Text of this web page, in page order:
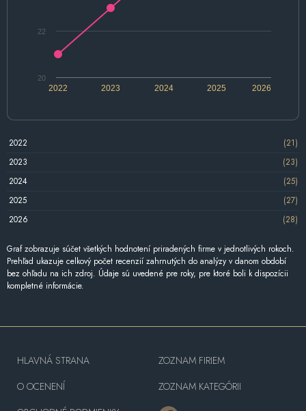
2022 2024 2026
2023 2025
20
22
2022
(21)
2023
(23)
2024
(25)
2025
(27)
2026
(28)
Graf zobrazuje súčet všetkých hodnotení priradených firme v jednotlivých rokoch.
Prehľad ukazuje celkový počet recenzií zahrnutých do analýzy v danom období
bez ohľadu na ich zdroj. Údaje sú uvedené pre roky, pre ktoré boli k dispozícii
kompletné informácie.
HLAVNÁ STRANA
O OCENENÍ
ZOZNAM FIRIEM
ZOZNAM KATEGÓRII